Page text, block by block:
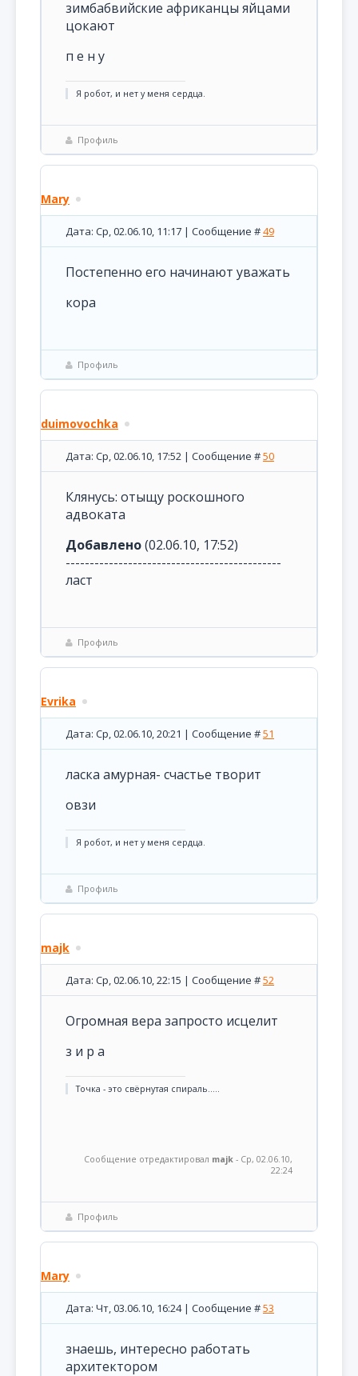
зимбабвийские африканцы яйцами
цокают
п е н у
Я робот, и нет у меня сердца.
Профиль
Mary
Дата: Ср, 02.06.10, 11:17 | Сообщение #49
Постепенно его начинают уважать
кора
Профиль
duimovochka
Дата: Ср, 02.06.10, 17:52 | Сообщение #50
Клянусь: отыщу роскошного
адвоката
Добавлено(02.06.10, 17:52)
---------------------------------------------
ласт
Профиль
Evrika
Дата: Ср, 02.06.10, 20:21 | Сообщение #51
ласка амурная- счастье творит
овзи
Я робот, и нет у меня сердца.
Профиль
majk
Дата: Ср, 02.06.10, 22:15 | Сообщение #52
Огромная вера запросто исцелит
з и р а
Точка - это свёрнутая спираль.....
Сообщение отредактировал majk - Ср, 02.06.10,
22:24
Профиль
Mary
Дата: Чт, 03.06.10, 16:24 | Сообщение #53
знаешь, интересно работать
архитектором